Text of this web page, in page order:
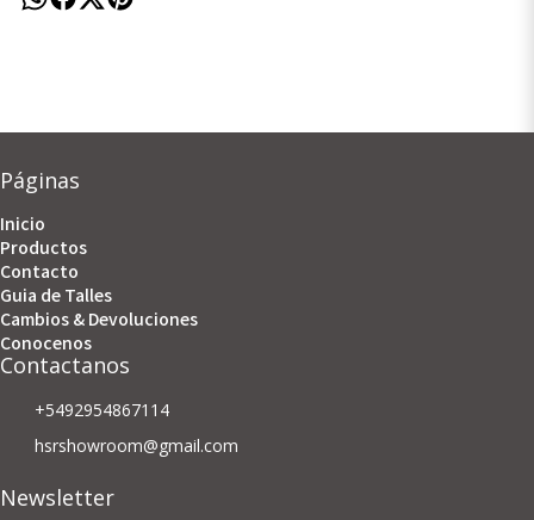
Páginas
Inicio
Productos
Contacto
Guia de Talles
Cambios & Devoluciones
Conocenos
Contactanos
+5492954867114
hsrshowroom@gmail.com
Newsletter